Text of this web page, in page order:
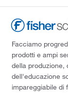
Facciamo
prodotti e ampi
della produzione,
dell'educazione
impareggiabile di